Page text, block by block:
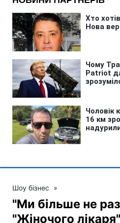
Шоу бізнес »
"Ми більше не
"Жіночого